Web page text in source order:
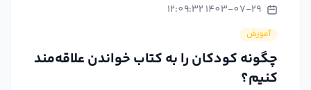
1403-07-29 12:09:32
آموزش
چگونه کودکان را به کتاب خواندن علاقه‌مند
کنیم؟